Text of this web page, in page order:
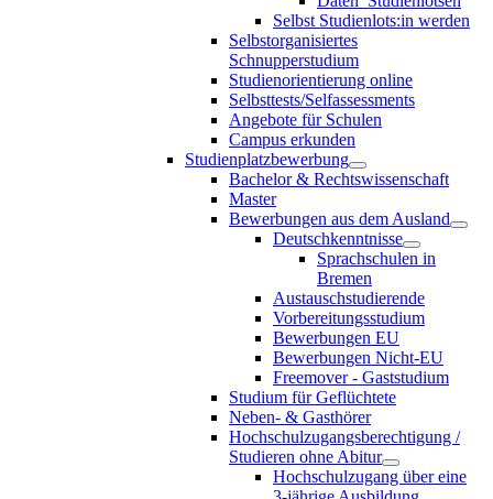
Selbst Studienlots:in werden
Selbstorganisiertes
Schnupperstudium
Studienorientierung online
Selbsttests/Selfassessments
Angebote für Schulen
Campus erkunden
Studienplatzbewerbung
Bachelor & Rechtswissenschaft
Master
Bewerbungen aus dem Ausland
Deutschkenntnisse
Sprachschulen in
Bremen
Austauschstudierende
Vorbereitungsstudium
Bewerbungen EU
Bewerbungen Nicht-EU
Freemover - Gaststudium
Studium für Geflüchtete
Neben- & Gasthörer
Hochschulzugangsberechtigung /
Studieren ohne Abitur
Hochschulzugang über eine